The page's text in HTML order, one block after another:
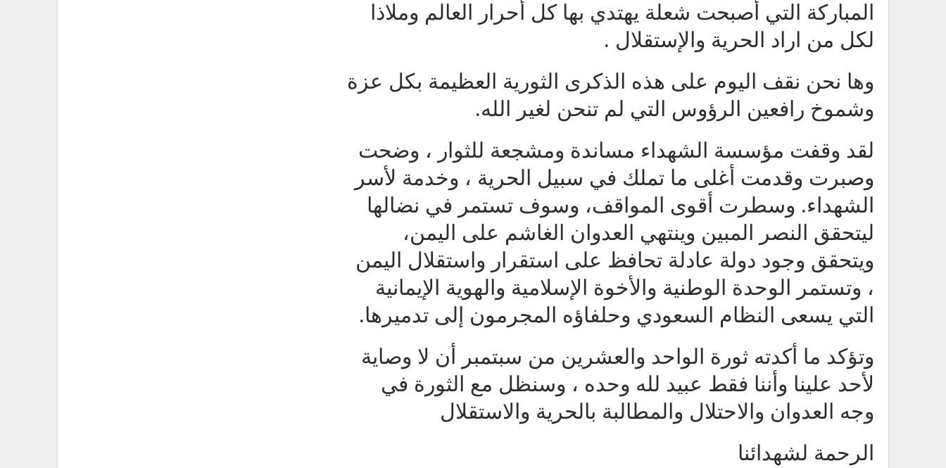
المباركة التي أصبحت شعلة يهتدي بها كل أحرار العالم وملاذا
لكل من اراد الحرية والإستقلال .
وها نحن نقف اليوم على هذه الذكرى الثورية العظيمة بكل عزة
وشموخ رافعين الرؤوس التي لم تنحن لغير الله.
لقد وقفت مؤسسة الشهداء مساندة ومشجعة للثوار ، وضحت
وصبرت وقدمت أغلى ما تملك في سبيل الحرية ، وخدمة لأسر
الشهداء. وسطرت أقوى المواقف، وسوف تستمر في نضالها
ليتحقق النصر المبين وينتهي العدوان الغاشم على اليمن،
ويتحقق وجود دولة عادلة تحافظ على استقرار واستقلال اليمن
، وتستمر الوحدة الوطنية والأخوة الإسلامية والهوية الإيمانية
التي يسعى النظام السعودي وحلفاؤه المجرمون إلى تدميرها.
وتؤكد ما أكدته ثورة الواحد والعشرين من سبتمبر أن لا وصاية
لأحد علينا وأننا فقط عبيد لله وحده ، وسنظل مع الثورة في
وجه العدوان والاحتلال والمطالبة بالحرية والاستقلال
الرحمة لشهدائنا